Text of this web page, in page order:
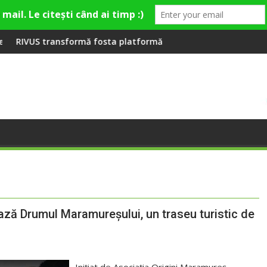
la Fashion Village
fosta platformă Carbochim într-un nou centru cultural și
Drumul Maramureșului, un traseu turistic de